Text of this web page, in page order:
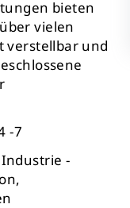
bieten
vielen
verstellbar und
-7
-